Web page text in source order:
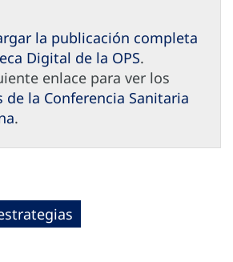
la publicación completa
Digital de la OPS.
enlace para ver los
la Conferencia Sanitaria
.